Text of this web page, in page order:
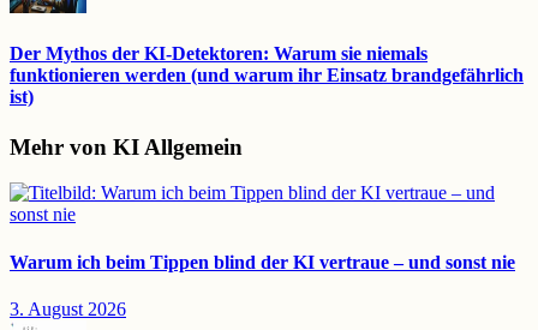
Der Mythos der KI-Detektoren: Warum sie niemals
funktionieren werden (und warum ihr Einsatz brandgefährlich
ist)
Mehr von KI Allgemein
Warum ich beim Tippen blind der KI vertraue – und sonst nie
3. August 2026